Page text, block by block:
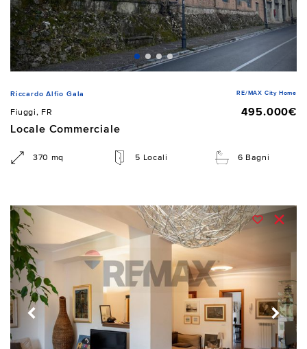
Riccardo Alfio Gala RE/MAX City Home
Fiuggi, FR
495.000€
Locale Commerciale
370 mq 5 Locali 6 Bagni